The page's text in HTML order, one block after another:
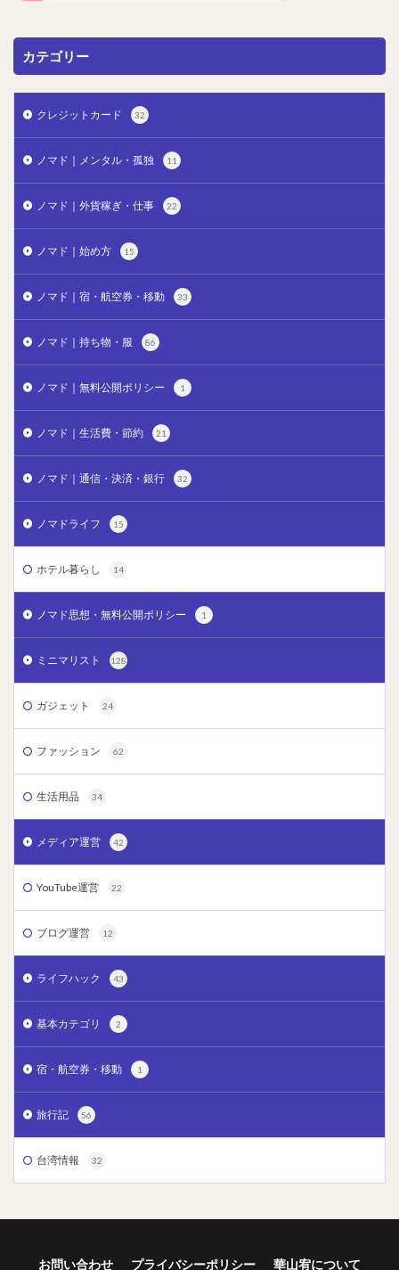
カテゴリー
クレジットカード 32
ノマド｜メンタル・孤独 11
ノマド｜外貨稼ぎ・仕事 22
ノマド｜始め方 15
ノマド｜宿・航空券・移動 33
ノマド｜持ち物・服 86
ノマド｜無料公開ポリシー 1
ノマド｜生活費・節約 21
ノマド｜通信・決済・銀行 32
ノマドライフ 15
ホテル暮らし 14
ノマド思想・無料公開ポリシー 1
ミニマリスト 128
ガジェット 24
ファッション 62
生活用品 34
メディア運営 42
YouTube運営 22
ブログ運営 12
ライフハック 43
基本カテゴリ 2
宿・航空券・移動 1
旅行記 56
台湾情報 32
お問い合わせ プライバシーポリシー 華山宥について